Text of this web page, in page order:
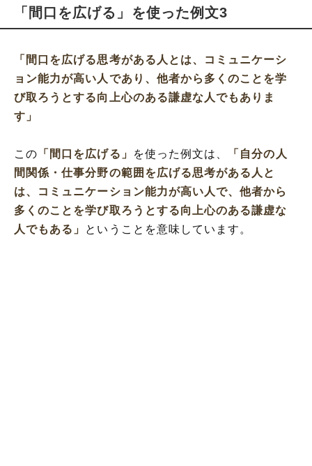
「間口を広げる」を使った例文3
「間口を広げる思考がある人とは、コミュニケーシ
ョン能力が高い人であり、他者から多くのことを学
び取ろうとする向上心のある謙虚な人でもありま
す」
この 「間口を広げる」 を使った例文は、
「自分の人
間関係・仕事分野の範囲を広げる思考がある人と
は、コミュニケーション能力が高い人で、他者から
多くのことを学び取ろうとする向上心のある謙虚な
人でもある」 ということを意味しています。